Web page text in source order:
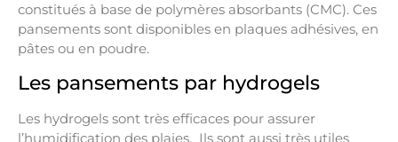
constitués à base de polymères absorbants (CMC). Ces
pansements sont disponibles en plaques adhésives, en
pâtes ou en poudre.
Les pansements par hydrogels
Les hydrogels sont très efficaces pour assurer
l’humidification des plaies. Ils sont aussi très utiles